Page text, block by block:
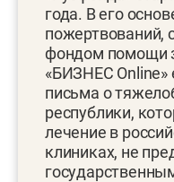
года. В его
пожертвований,
фондом помощи
«БИЗНЕС Online»
письма о
республики,
лечение в
клиниках, не